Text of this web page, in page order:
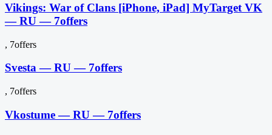
Vikings: War of Clans [iPhone, iPad] MyTarget VK
— RU — 7offers
, 7offers
Svesta — RU — 7offers
, 7offers
Vkostume — RU — 7offers